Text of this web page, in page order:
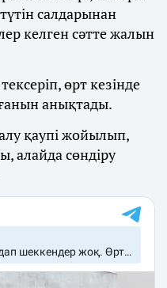
салдарынан
келген сәтте жалын
өрт кезінде
анықтады.
қаупі жойылып,
алайда сөндіру